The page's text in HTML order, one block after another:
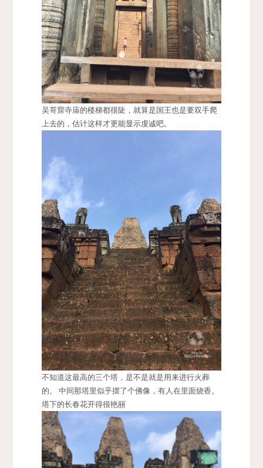
吴哥窟寺庙的楼梯都很陡，就算是国王也是要双手爬
上去的，估计这样才更能显示虔诚吧。
不知道这最高的三个塔，是不是就是用来进行火葬
的。 中间那塔里似乎摆了个佛像，有人在里面烧香。
塔下的长春花开得很艳丽